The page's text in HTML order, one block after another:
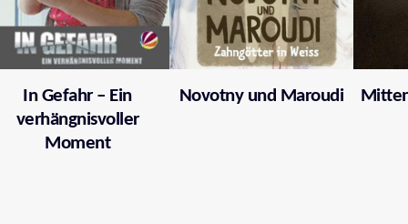
In Gefahr – Ein
verhängnisvoller
Moment
Novotny und Maroudi